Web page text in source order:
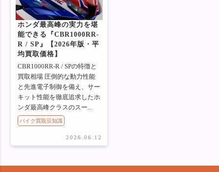
ホンダ最高峰の実力を堪
能できる『CBR1000RR-
R / SP』【2026年版・平
均買取価格】
CBR1000RR-R / SPの特徴と
買取相場 圧倒的な動力性能
と先進電子制御を備え、サー
キット性能を徹底追求したホ
ンダ最高峰クラスのスー...
バイク買取豆知識
2026.06.12